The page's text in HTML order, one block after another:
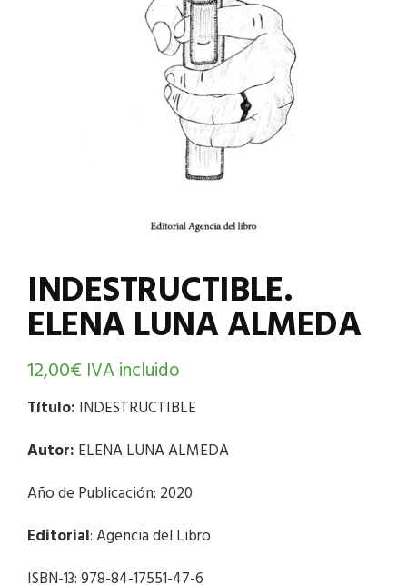
INDESTRUCTIBLE.
ELENA LUNA ALMEDA
12,00€ IVA incluido
Título: INDESTRUCTIBLE
Autor: ELENA LUNA ALMEDA
Año de Publicación: 2020
Editorial: Agencia del Libro
ISBN-13: 978-84-17551-47-6